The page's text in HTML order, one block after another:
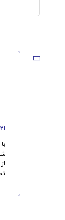
21 اکتبر 2020